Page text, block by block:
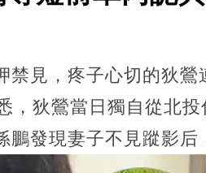
見，疼子心切的狄鶯
，狄鶯當日獨自從北
發現妻子不見蹤影后